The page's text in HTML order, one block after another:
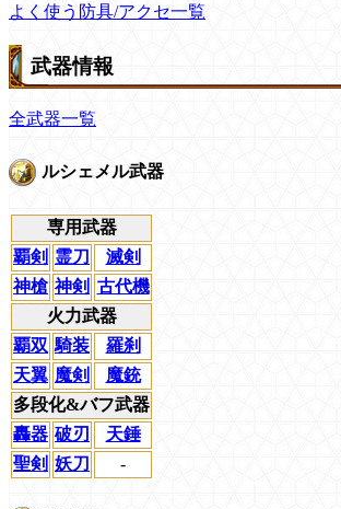
よく使う防具/アクセ一覧
武器情報
全武器一覧
ルシェメル武器
専用武器
覇剣 霊刀
滅剣
神槍 神剣 古代機
火力武器
覇双 騎装
羅刹
天翼 魔剣
魔銃
多段化&バフ武器
轟器 破刃
天錘
聖剣 妖刀 -